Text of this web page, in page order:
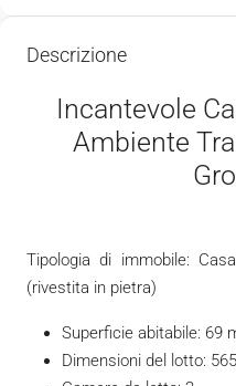
Descrizione
Incantevole
Ambiente
Tipologia di immobile:
(rivestita in pietra)
Superficie abitabile: 69
Dimensioni del lotto: